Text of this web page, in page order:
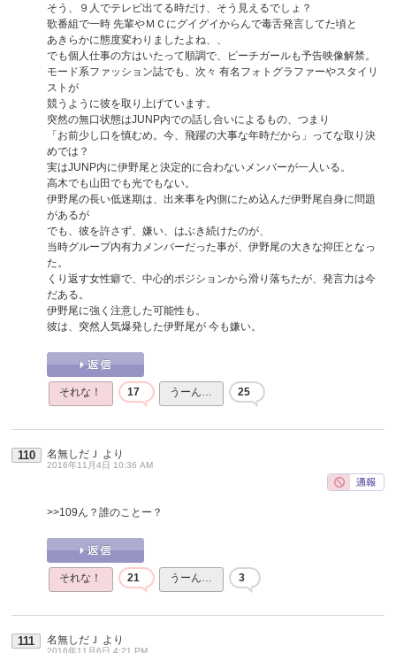
そう、９人でテレビ出てる時だけ、そう見えるでしょ？
歌番組で一時 先輩やＭＣにグイグイからんで毒舌発言してた頃と
あきらかに態度変わりましたよね、、
でも個人仕事の方はいたって順調で、ピーチガールも予告映像解禁。
モード系ファッション誌でも、次々 有名フォトグラファーやスタイリ
ストが
競うように彼を取り上げています。
突然の無口状態はJUNP内での話し合いによるもの、つまり
「お前少し口を慎むめ。今、飛躍の大事な年時だから」ってな取り決
めでは？
実はJUNP内に伊野尾と決定的に合わないメンバーが一人いる。
高木でも山田でも光でもない。
伊野尾の長い低迷期は、出来事を内側にため込んだ伊野尾自身に問題
があるが
でも、彼を許さず、嫌い、はぶき続けたのが、
当時グループ内有力メンバーだった事が、伊野尾の大きな抑圧となっ
た。
くり返す女性癖で、中心的ポジションから滑り落ちたが、発言力は今
だある。
伊野尾に強く注意した可能性も。
彼は、突然人気爆発した伊野尾が 今も嫌い。
それな！ 17 うーん… 25
110 名無しだＪ より
2016年11月4日 10:36 AM
>>109ん？誰のことー？
それな！ 21 うーん… 3
111 名無しだＪ より
2016年11月6日 4:21 PM